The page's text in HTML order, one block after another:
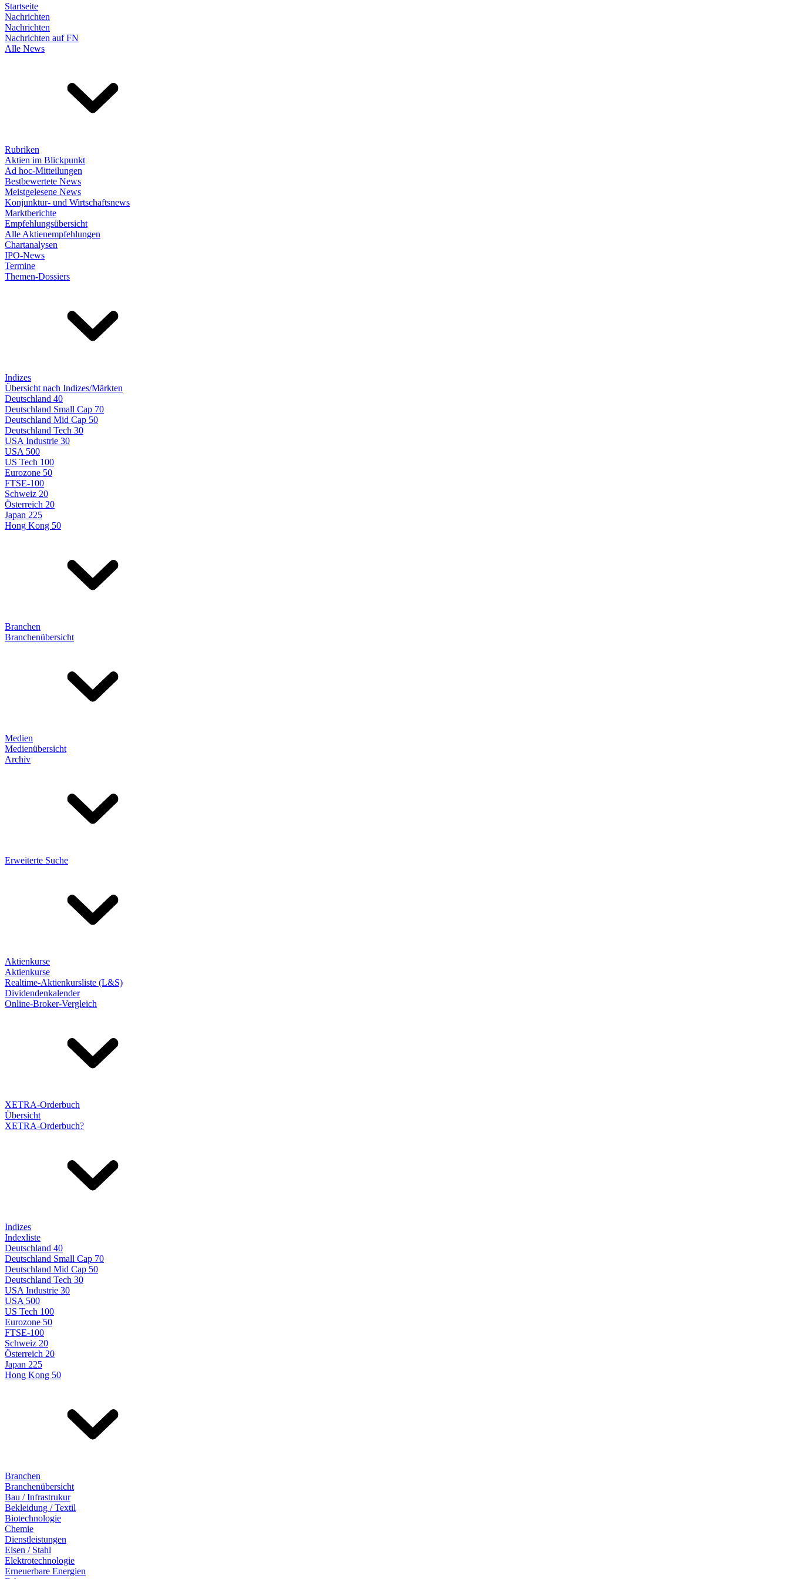
Startseite
Nachrichten
Nachrichten
Nachrichten auf FN
Alle News
Rubriken
Aktien im Blickpunkt
Ad hoc-Mitteilungen
Bestbewertete News
Meistgelesene News
Konjunktur- und Wirtschaftsnews
Marktberichte
Empfehlungsübersicht
Alle Aktienempfehlungen
Chartanalysen
IPO-News
Termine
Themen-Dossiers
Indizes
Übersicht nach Indizes/Märkten
Deutschland 40
Deutschland Small Cap 70
Deutschland Mid Cap 50
Deutschland Tech 30
USA Industrie 30
USA 500
US Tech 100
Eurozone 50
FTSE-100
Schweiz 20
Österreich 20
Japan 225
Hong Kong 50
Branchen
Branchenübersicht
Medien
Medienübersicht
Archiv
Erweiterte Suche
Aktienkurse
Aktienkurse
Realtime-Aktienkursliste (L&S)
Dividendenkalender
Online-Broker-Vergleich
XETRA-Orderbuch
Übersicht
XETRA-Orderbuch?
Indizes
Indexliste
Deutschland 40
Deutschland Small Cap 70
Deutschland Mid Cap 50
Deutschland Tech 30
USA Industrie 30
USA 500
US Tech 100
Eurozone 50
FTSE-100
Schweiz 20
Österreich 20
Japan 225
Hong Kong 50
Branchen
Branchenübersicht
Bau / Infrastrukur
Bekleidung / Textil
Biotechnologie
Chemie
Dienstleistungen
Eisen / Stahl
Elektrotechnologie
Erneuerbare Energien